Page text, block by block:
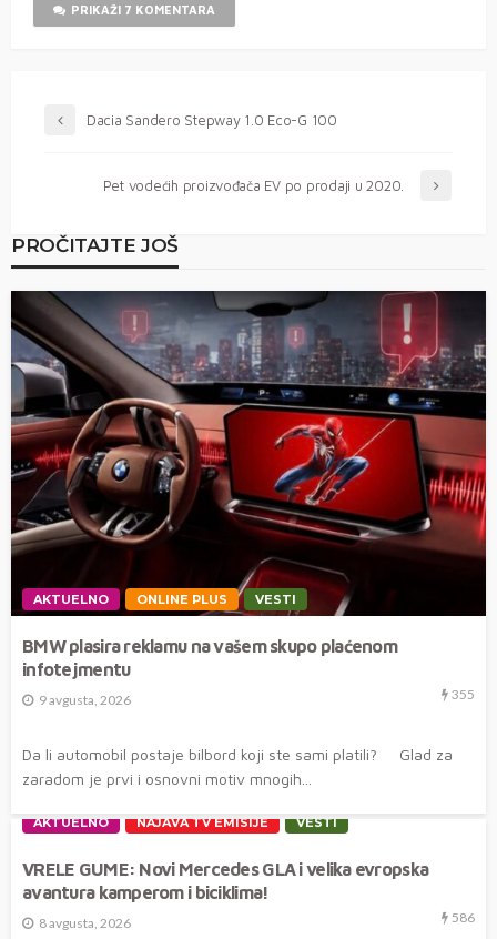
PRIKAŽI 7 KOMENTARA
Dacia Sandero Stepway 1.0 Eco-G 100
Pet vodećih proizvođača EV po prodaji u 2020.
PROČITAJTE JOŠ
AKTUELNO ONLINE PLUS VESTI
BMW plasira reklamu na vašem skupo plaćenom
infotejmentu
9 avgusta, 2026 355
Da li automobil postaje bilbord koji ste sami platili? Glad za
zaradom je prvi i osnovni motiv mnogih...
AKTUELNO NAJAVA TV EMISIJE VESTI
VRELE GUME: Novi Mercedes GLA i velika evropska
avantura kamperom i biciklima!
8 avgusta, 2026 586